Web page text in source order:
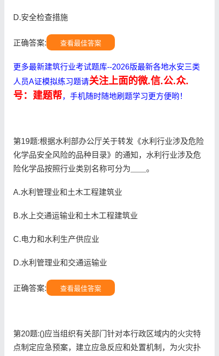
D.安全检查措施
正确答案: 查看最佳答案
更多最新建筑行业考试题库--2026版最新各地水安三类
人员A证模拟练习题请关注上面的微.信.公.众.
号：建题帮，手机随时随地刷题学习更方便哟！
第19题:根据水利部办公厅关于转发《水利行业涉及危险
化学品安全风险的品种目录》的通知，水利行业涉及危
险化学品按照行业类别名称可分为＿＿。
A.水利管理业和土木工程建筑业
B.水上交通运输业和土木工程建筑业
C.电力和水利生产供应业
D.水利管理业和交通运输业
正确答案: 查看最佳答案
第20题:()应当组织有关部门针对本行政区域内的火灾特
点制定应急预案，建立应急反应和处置机制，为火灾扑